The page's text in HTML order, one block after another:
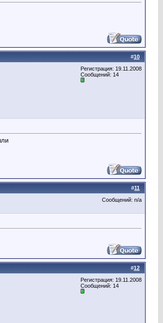
#10
Регистрация: 19.11.2008
Сообщений: 14
#11
Сообщений: n/a
#12
Регистрация: 19.11.2008
Сообщений: 14